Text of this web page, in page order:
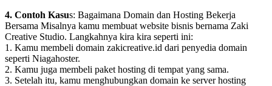
4. Contoh Kasus: Bagaimana Domain dan Hosting Bekerja
Bersama Misalnya kamu membuat website bisnis bernama Zaki
Creative Studio. Langkahnya kira kira seperti ini:
1. Kamu membeli domain zakicreative.id dari penyedia domain
seperti Niagahoster.
2. Kamu juga membeli paket hosting di tempat yang sama.
3. Setelah itu, kamu menghubungkan domain ke server hosting